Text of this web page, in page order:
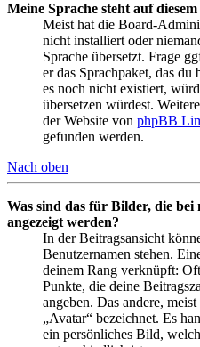
Meine Sprache steht auf
Meist hat die Board-
nicht installiert oder
Sprache übersetzt. Frage
er das Sprachpaket, das
es noch nicht existiert,
übersetzen würdest.
der Website von phpBB
gefunden werden.
Nach oben
Was sind das für Bilder, die bei
angezeigt werden?
In der Beitragsansicht
Benutzernamen stehen.
deinem Rang verknüpft:
Punkte, die deine
angeben. Das andere,
„Avatar“ bezeichnet. Es
ein persönliches Bild,